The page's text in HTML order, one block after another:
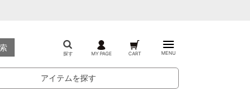
探す MY PAGE CART MENU
アイテムを探す